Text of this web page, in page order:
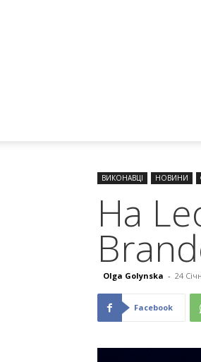
ВИКОНАВЦІ НОВИНИ
На
Olga Golynska - 24
Facebook